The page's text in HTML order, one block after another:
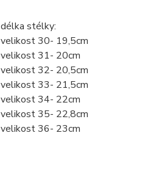
délka stélky:
velikost 30- 19,5cm
velikost 31- 20cm
velikost 32- 20,5cm
velikost 33- 21,5cm
velikost 34- 22cm
velikost 35- 22,8cm
velikost 36- 23cm